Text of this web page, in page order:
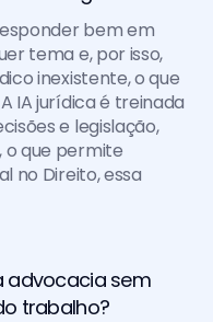
bem em
tema e, por isso,
inexistente, o que
IA jurídica é treinada
e legislação,
o que permite
no Direito, essa
advocacia sem
trabalho?